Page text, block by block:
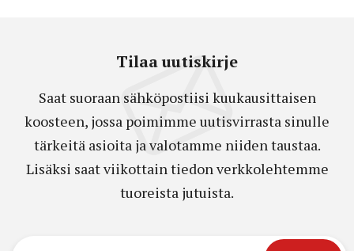
Tilaa uutiskirje
Saat suoraan sähköpostiisi kuukausittaisen
koosteen, jossa poimimme uutisvirrasta sinulle
tärkeitä asioita ja valotamme niiden taustaa.
Lisäksi saat viikottain tiedon verkkolehtemme
tuoreista jutuista.